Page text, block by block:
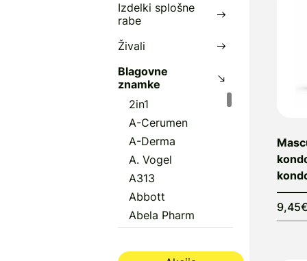
Izdelki splošne
rabe
Živali
Blagovne
znamke
2in1
A-Cerumen
A-Derma
A. Vogel
A313
Abbott
Abela Pharm
Aboca
9,45€